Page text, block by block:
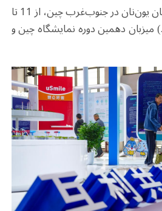
شهر کون‌مینگ، مرکز استان یون‌نان در جنوب‌غرب چین، از 11 تا
تا 26 خرداد) میزبان دهمین دوره نمایشگاه چین و